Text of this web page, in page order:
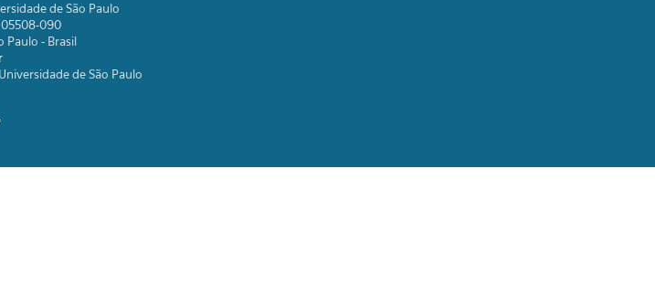
de São Paulo
05508-090
Paulo - Brasil
de São Paulo